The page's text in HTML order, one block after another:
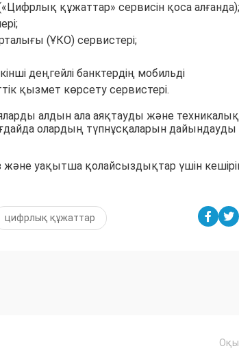
құжаттар» сервисін қоса алғанда);
(ҰКО) сервистері;
деңгейлі банктердің мобильді
қызмет көрсету сервистері.
алдын ала аяқтауды және техникалық
олардың түпнұсқаларын дайындауды
және уақытша қолайсыздықтар үшін
цифрлық құжаттар